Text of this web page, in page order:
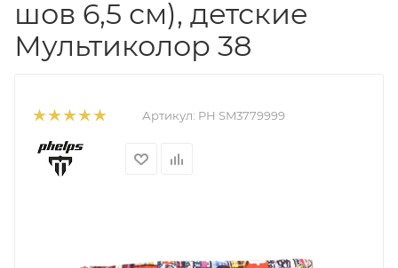
шов 6,5 см), детские
Мультиколор 38
Артикул: PH SM3779999